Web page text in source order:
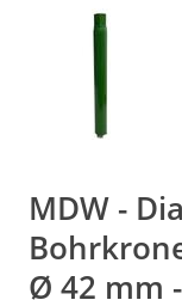
MDW -
Ø 42 mm